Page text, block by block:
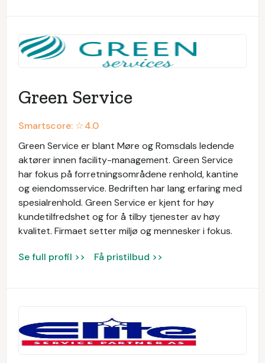
Green Service
Smartscore: ☆4.0
Green Service er blant Møre og Romsdals ledende
aktører innen facility-management. Green Service
har fokus på forretningsområdene renhold, kantine
og eiendomsservice. Bedriften har lang erfaring med
spesialrenhold. Green Service er kjent for høy
kundetilfredshet og for å tilby tjenester av høy
kvalitet. Firmaet setter miljø og mennesker i fokus.
Se full profil >> Få pristilbud >>